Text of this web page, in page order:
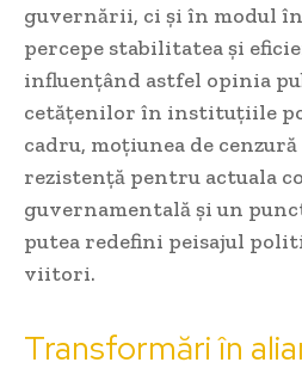
guvernării, ci și în modul
percepe stabilitatea și
influențând astfel opinia
cetățenilor în instituțiile
cadru, moțiunea de
rezistență pentru actuala
guvernamentală și un
putea redefini peisajul
viitori.
Transformări în